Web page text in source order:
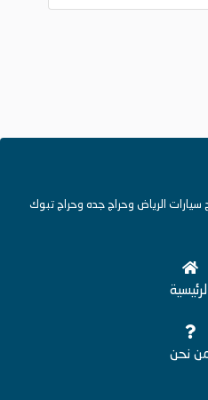
الرياض وحراج جده وحراج تبوك
الرئيسية
نحن